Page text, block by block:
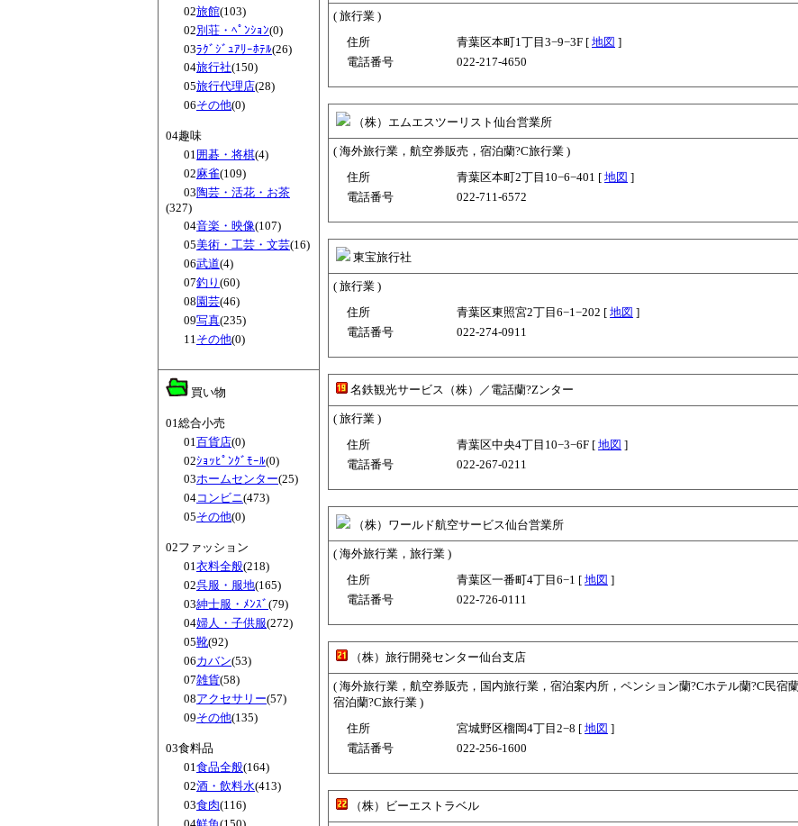
02旅館(103)
02別荘・ﾍﾟﾝｼｮﾝ(0)
03ﾗｸﾞｼﾞｭｱﾘｰﾎﾃﾙ(26)
04旅行社(150)
05旅行代理店(28)
06その他(0)
04趣味
01 囲碁・将棋(4)
02麻雀(109)
03陶芸・活花・お茶
(327)
04音楽・映像(107)
05美術・工芸・文芸(16)
06武道(4)
07釣り (60)
08園芸(46)
09写真(235)
11 その他(0)
買い物
01総合小売
01 百貨店(0)
02ｼｮｯﾋﾟﾝｸﾞﾓｰﾙ(0)
03ホームセンター(25)
04コンビニ (473)
05その他(0)
02ファッション
01 衣料全般(218)
02呉服・服地(165)
03紳士服・ﾒﾝｽﾞ (79)
04婦人・子供服(272)
05靴(92)
06カバン(53)
07雑貨(58)
08アクセサリー(57)
09その他(135)
03食料品
01 食品全般(164)
02酒・飲料水(413)
03食肉(116)
( 旅行業 )
住所
青葉区本町1丁目3−9−3F [ 地図 ]
電話番号
022-217-4650
（株）エムエスツーリスト仙台営業所
( 海外旅行業，航空券販売，宿泊蘭?C旅行業 )
住所
青葉区本町2丁目10−6−401 [ 地図 ]
電話番号
022-711-6572
東宝旅行社
( 旅行業 )
住所
青葉区東照宮2丁目6−1−202 [ 地図 ]
電話番号
022-274-0911
名鉄観光サービス（株）／電話蘭?Zンター
( 旅行業 )
住所
青葉区中央4丁目10−3−6F [ 地図 ]
電話番号
022-267-0211
（株）ワールド航空サービス仙台営業所
( 海外旅行業，旅行業 )
住所
青葉区一番町4丁目6−1 [ 地図 ]
電話番号
022-726-0111
（株）旅行開発センター仙台支店
( 海外旅行業，航空券販売，国内旅行業，宿泊案内所，ペンション蘭?Cホテル蘭?C民宿
宿泊蘭?C旅行業 )
住所
宮城野区榴岡4丁目2−8 [ 地図 ]
電話番号
022-256-1600
（株）ビーエストラベル